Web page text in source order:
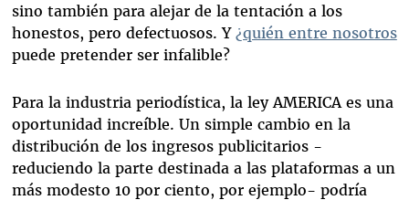
sino también para alejar de la tentación a los
honestos, pero defectuosos. Y ¿quién entre nosotros
puede pretender ser infalible?
Para la industria periodística, la ley AMERICA es una
oportunidad increíble. Un simple cambio en la
distribución de los ingresos publicitarios -
reduciendo la parte destinada a las plataformas a un
más modesto 10 por ciento, por ejemplo- podría